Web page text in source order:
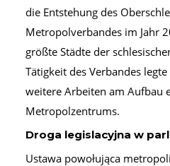
die Entstehung des
Metropolverbandes im Jahr
größte Städte der
Tätigkeit des Verbandes
weitere Arbeiten am Aufbau
Metropolzentrums.
Droga legislacyjna w
Ustawa powołująca